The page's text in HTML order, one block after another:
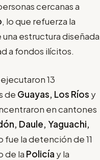
cercanas a
, lo que refuerza la
estructura diseñada
a fondos ilícitos.
13
de Guayas, Los Ríos y
en cantones
Daule, Yaguachi,
fue la detención de 11
de la Policía y la